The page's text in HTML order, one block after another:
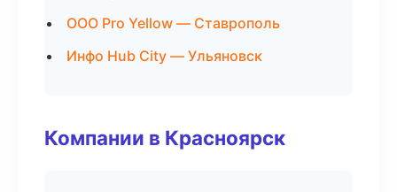
ООО Pro Yellow — Ставрополь
Инфо Hub City — Ульяновск
Компании в Красноярск